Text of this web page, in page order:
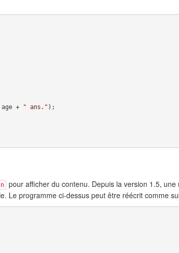
age + " ans." );
pour afficher du contenu. Depuis la version 1.5, une
Le programme ci-dessus peut être réécrit comme